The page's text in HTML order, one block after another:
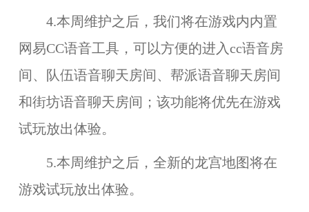
4.本周维护之后，我们将在游戏内内置
网易CC语音工具，可以方便的进入cc语音房
间、队伍语音聊天房间、帮派语音聊天房间
和街坊语音聊天房间；该功能将优先在游戏
试玩放出体验。
5.本周维护之后，全新的龙宫地图将在
游戏试玩放出体验。